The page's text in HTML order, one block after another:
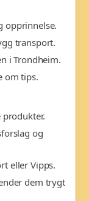
opprinnelse.
transport.
i Trondheim.
om tips.
og
eller Vipps.
dem trygt